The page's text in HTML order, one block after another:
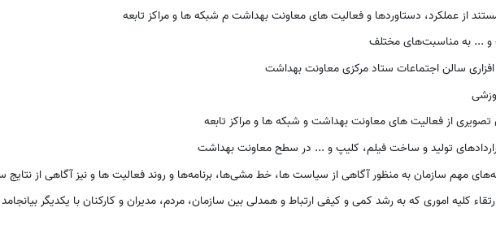
از عملکرد، دستاوردها و فعالیت های معاونت بهداشت م شبکه ها و مراکز تابعه
و ... به مناسبت‌های مختلف
سالن اجتماعات ستاد مرکزی معاونت بهداشت
از فعالیت های معاونت بهداشت و شبکه ها و مراکز تابعه
تولید و ساخت فیلم، کلیپ و ... در سطح معاونت بهداشت
مهم‌ سازمان‌ به‌ منظور آگاهی‌ از سیاست ها، خط مشی‌ها، برنامه‌ها و روند فعالیت ها و نیز آگاهی‌ از
کلیه‌ اموری‌ که‌ به‌ رشد کمی‌ و کیفی‌ ارتباط و همدلی‌ بین‌ سازمان‌، مردم‌، مدیران‌ و کارکنان‌ با یکدیگر بیانجامد